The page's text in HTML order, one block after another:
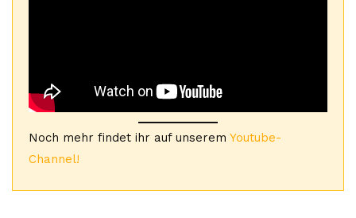
Noch mehr findet ihr auf unserem Youtube-
Channel!